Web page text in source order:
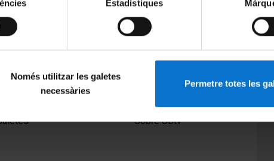
Estadístiques
Només utilitzar les galetes
necessàries
Permetre totes les
Sobre UBtv